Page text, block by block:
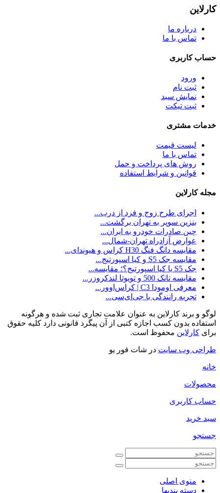
کارلاین
درباره ما
تماس با ما
حساب کاربری
ورود
ثبت نام
نمایش سبد
ثبت تیکت
خدمات مشتری
لیست قیمت
تماس با ما
روش های پرداخت و حمل
قوانین و شرایط استفاده
مجله کارلاین
اجرای طرح زوج و فرد از درب...
بنزین سوپر به تهران برگشت...
چین صادرات خودرو به ایران...
عوارض آزادراه تهران-شمال...
مقایسه دانگ فنگ H30 کراس و هیوندای...
مقایسه جک S5 و کیا اسپورتیج...
جک S5 یا کیا اسپورتیج؟؛ مقایسه...
مقایسه تانک 500 و تویوتا لندکروزر...
معرفی اومودا C3 | کراس‌اوور...
تجربه‌ رانندگی با جی‌ای‌سی...
لوگو و برند کارلاین به عنوان علامت تجاری ثبت شده و هرگونه
استفاده بدون کسب اجازه کتبی از آن پیگرد قانونی دارد کلیه حقوق
برای کارلاین محفوظ است.
طراحی وب سایت در شات فور یو
خانه
محصولات
حساب کاربری
سبد خرید
جستجو
منوی اصلی
دسته بندیها